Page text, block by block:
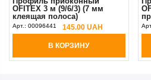
OFITEX 3 м (9/6/3) (7 мм
клеящая полоса)
Арт.: 00096441 145.00 UAH
В КОРЗИНУ